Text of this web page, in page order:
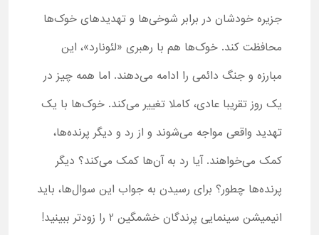
جزیره خودشان در برابر شوخی‌ها و تهدیدهای خوک‌ها
محافظت کند. خوک‌ها هم با رهبری «لئونارد»، این
مبارزه و جنگ دائمی را ادامه می‌دهند. اما همه چیز در
یک روز تقریبا عادی، کاملا تغییر می‌کند. خوک‌ها با یک
تهدید واقعی مواجه می‌شوند و از رد و دیگر پرنده‌ها،
کمک می‌خواهند. آیا رد به آن‌ها کمک می‌کند؟ دیگر
پرنده‌ها چطور؟ برای رسیدن به جواب این سوال‌ها، باید
انیمیشن سینمایی پرندگان خشمگین 2 را زودتر ببینید!